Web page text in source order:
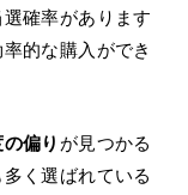
確率があります
的な購入ができ
偏り が見つかる
く選ばれている